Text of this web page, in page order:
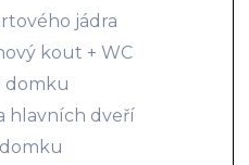
jádra
kout + WC
domku
hlavních dveří